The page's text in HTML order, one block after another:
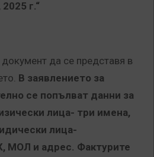
г.“
да се представя в
В заявлението за
се попълват данни за
лица- три имена,
лица-
МОЛ и адрес. Фактурите